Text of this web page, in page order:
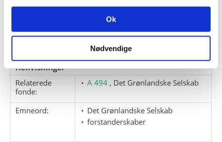
Ok
Nødvendige
Giver:
Klausuler:
Note eksisterer
Henvisninger
Relaterede
fonde:
A 494 , Det Grønlandske Selskab
Emneord:
Det Grønlandske Selskab
forstanderskaber